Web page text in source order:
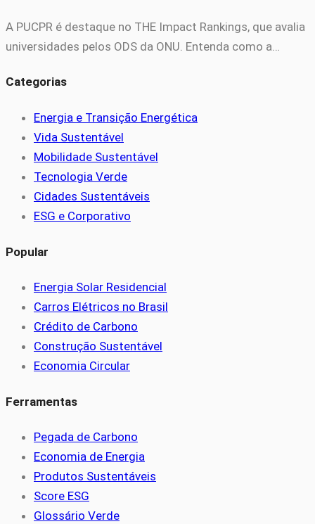
A PUCPR é destaque no THE Impact Rankings, que avalia
universidades pelos ODS da ONU. Entenda como a…
Categorias
Energia e Transição Energética
Vida Sustentável
Mobilidade Sustentável
Tecnologia Verde
Cidades Sustentáveis
ESG e Corporativo
Popular
Energia Solar Residencial
Carros Elétricos no Brasil
Crédito de Carbono
Construção Sustentável
Economia Circular
Ferramentas
Pegada de Carbono
Economia de Energia
Produtos Sustentáveis
Score ESG
Glossário Verde